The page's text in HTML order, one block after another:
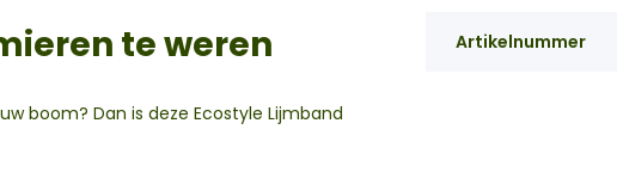
te weren
boom? Dan is deze Ecostyle Lijmband
Artikelnummer